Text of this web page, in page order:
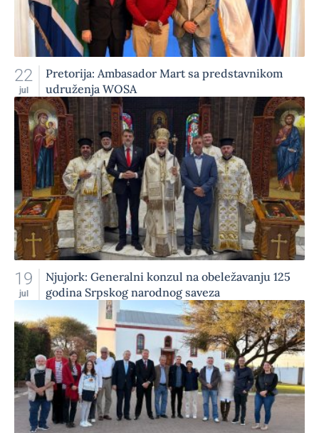
22
jul
Pretorija: Ambasador Mart sa predstavnikom
udruženja WOSA
19
jul
Njujork: Generalni konzul na obeležavanju 125
godina Srpskog narodnog saveza